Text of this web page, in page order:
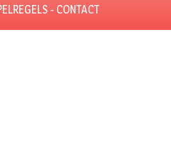
- CONTACT